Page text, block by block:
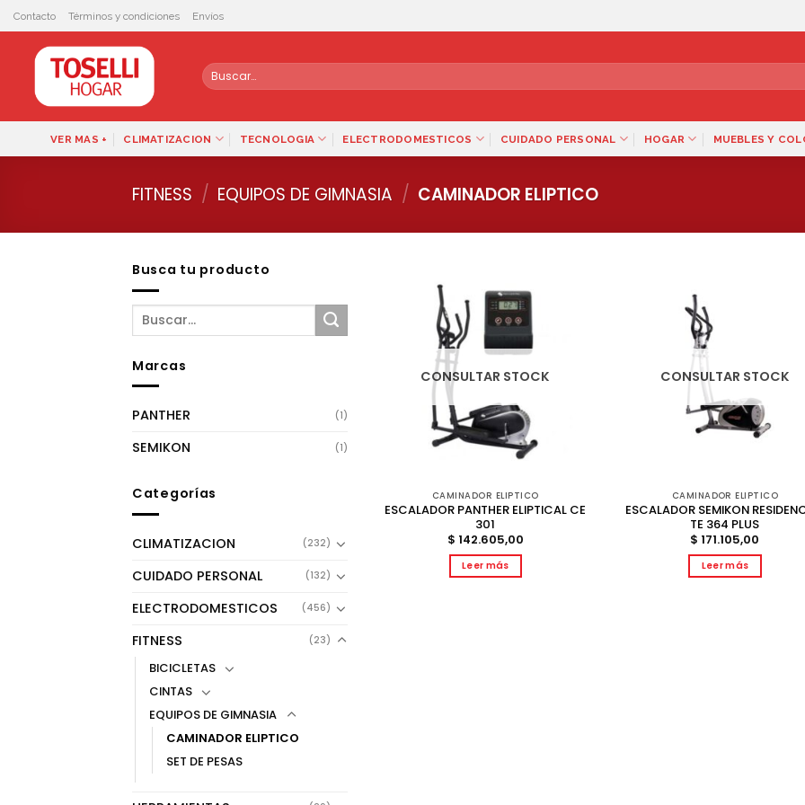
Skip
to
content
Contacto Términos y condiciones Envíos
Buscar
por:
VER MAS + CLIMATIZACION TECNOLOGIA ELECTRODOMESTICOS CUIDADO PERSONAL HOGAR MUEBLES Y
FITNESS / EQUIPOS DE GIMNASIA / CAMINADOR ELIPTICO
Busca tu producto
Marcas
PANTHER (1)
SEMIKON (1)
Categorías
CLIMATIZACION (232)
CUIDADO PERSONAL (132)
ELECTRODOMESTICOS (456)
FITNESS (23)
BICICLETAS
CINTAS
EQUIPOS DE GIMNASIA
CAMINADOR ELIPTICO
SET DE PESAS
CONSULTAR STOCK
CAMINADOR ELIPTICO
ESCALADOR PANTHER ELIPTICAL CE
301
$ 142.605,00
Leer más
CONSULTAR STOCK
CAMINADOR ELIPTICO
ESCALADOR SEMIKON
TE 364 PLUS
$ 171.105,00
Leer más